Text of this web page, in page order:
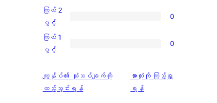
1
စောင်
အဆင့်
သုံးသပ်
0
စောင်
3
ပွင့်
အဆင့်
သုံးသပ်
ကြယ်
2
ပွင့်
သုံးသပ်
ချက်
ကြယ် 2
ပွင့်
0
ကြယ်
ပွင့်
အဆင့်
ကြယ် 1
ပွင့်
0
ကျွန်ုပ်၏ သုံးသပ်ချက်ကို
ထည့်သွင်းရန်
သုံးသပ်
ချက်
အားလုံးကို ကြည့်ရှု
ရန်